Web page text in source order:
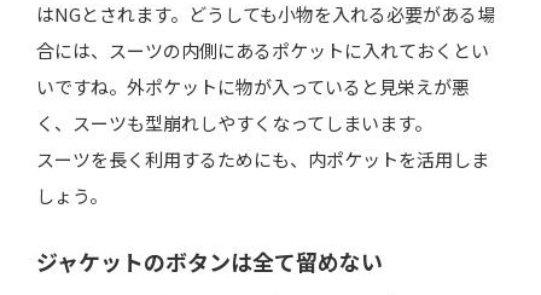
はNGとされます。どうしても小物を入れる必要がある場
合には、スーツの内側にあるポケットに入れておくとい
いですね。外ポケットに物が入っていると見栄えが悪
く、スーツも型崩れしやすくなってしまいます。
スーツを長く利用するためにも、内ポケットを活用しま
しょう。
ジャケットのボタンは全て留めない